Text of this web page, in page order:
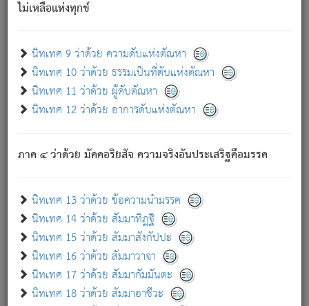
ไม่เหลือแห่งทุกข์
นิทเทศ 9 ว่าด้วย ความดับแห่งตัณหา
นิทเทศ 10 ว่าด้วย ธรรมเป็นที่ดับแห่งตัณหา
นิทเทศ 11 ว่าด้วย ผู้ดับตัณหา
นิทเทศ 12 ว่าด้วย อาการดับแห่งตัณหา
ภาค ๔ ว่าด้วย มัคคอริยสัจ ความจริงอันประเสริฐคือมรรค
นิทเทศ 13 ว่าด้วย ข้อความนำมรรค
นิทเทศ 14 ว่าด้วย สัมมาทิฏฐิ
นิทเทศ 15 ว่าด้วย สัมมาสังกัปปะ
นิทเทศ 16 ว่าด้วย สัมมาวาจา
นิทเทศ 17 ว่าด้วย สัมมากัมมันตะ
นิทเทศ 18 ว่าด้วย สัมมาอาชีวะ
ภพทั้งหลายทั้งปวงได้แล้ว เป็นผู้คงที่ (คือไม่เปลี่ยนแปลงอีกต่อ
- อุ.ขุ. ๒๕/๑๒๑/๘๔.
(ข้อความนี้ เป็นพระพุทธอุทานที่ทรงเปล่งออก ที่โคนต้นโพธิ์
เป็นที่ตรัสรู้ เมื่อตรัสรู้แล้วได้ 7 วัน)
เกี่ยวกับธรรมโฆษณ์ออนไลน์ (Disclaimer)
แม้ระบบ "ธรรมโฆษณ์ออนไลน์" พยายามปรับปรุงข้อมูลให้ถูกต้องมากที่สุด
ผู้ศึกษาก็พึงตรวจสอบกับตัวเล่มหนังสือต้นฉบับ ที่มีการพิมพ์ครั้งล่าสุด
ก่อนนำข้อมูลไปใช้ในการอ้างอิง"
เกี่ยวกับอัตถจารี|เกี่ยวกับการพัฒนา|แจ้งข้อผิดพลาด / แนะนำ